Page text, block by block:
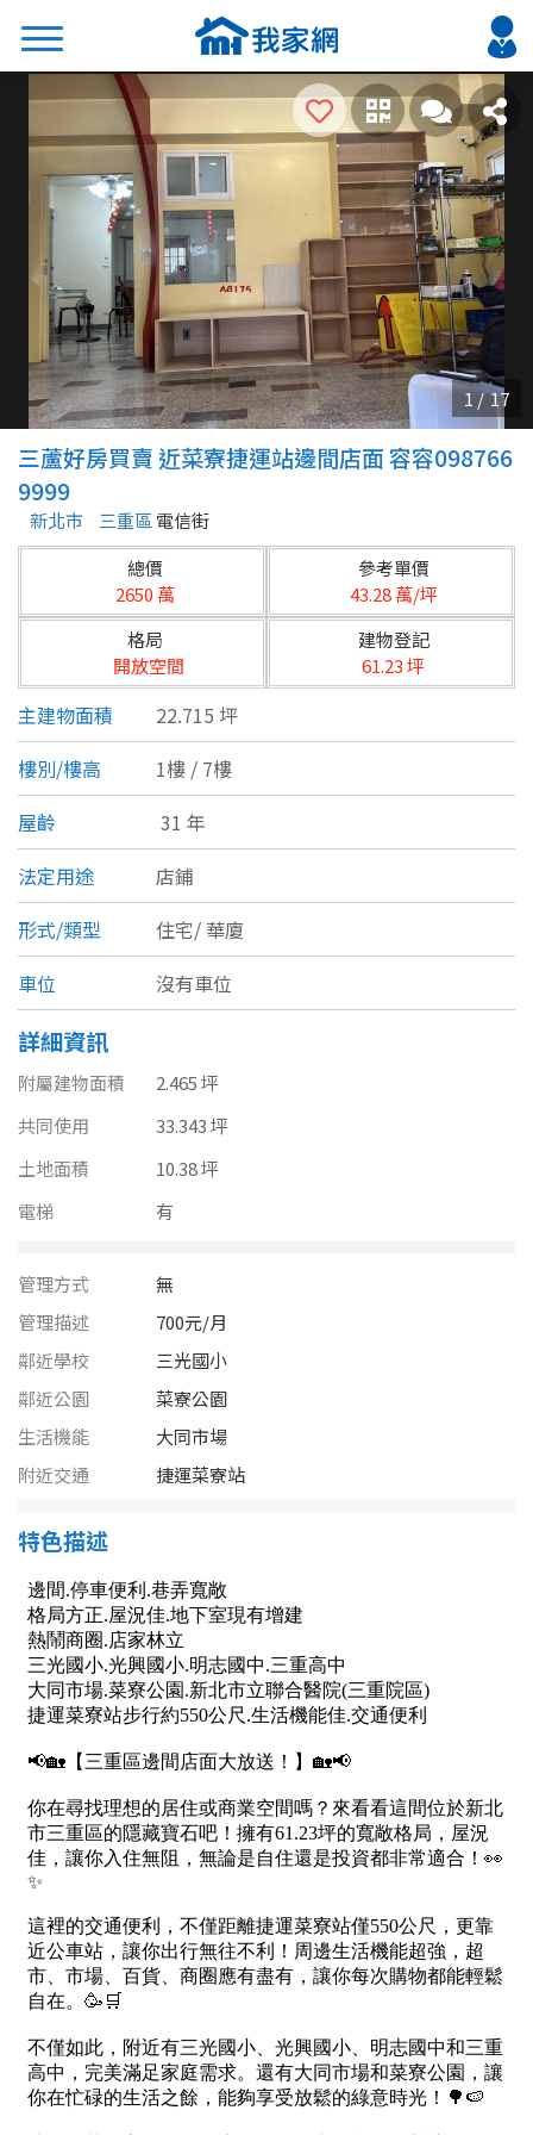
搜尋
熱門關鍵字
2026 台北降價好屋限量釋出
2026 新北降價好屋限量釋出
2026 台中降價好屋限量釋出
2026 台南降價好屋限量釋出
2026 高雄降價好屋限量釋出
縣市
台北市
基隆市
新北市
宜蘭縣
桃園市
新竹市
新竹縣
苗栗縣
台中市
彰化縣
南投縣
雲林縣
嘉義市
台南市
澎湖縣
屏東縣
金門連江
區域
類型(可複選)
不拘 公寓 電梯大樓 套房
別墅 透天厝 樓中樓 華廈
農舍 辦公 店面 工廠
坪數
20~30 坪
60~70 坪
~
不拘
1樓
3樓 4樓
5~10樓 11~20樓
~ 樓
格局
不拘
1房
2房 3房
4房 5房以上
三蘆好房買賣 近菜寮捷運站邊間店面 容容098766
9999
新北市 三重區 電信街
總價
2650 萬
參考單價
43.28 萬/坪
格局
開放空間
建物登記
61.23 坪
主建物面積
22.715 坪
樓別/樓高
1樓 / 7樓
屋齡
31 年
法定用途
店鋪
形式/類型
住宅/ 華廈
車位
沒有車位
詳細資訊
附屬建物面積
2.465 坪
共同使用
33.343 坪
土地面積
10.38 坪
電梯
有
管理方式
無
管理描述
700元/月
鄰近學校
三光國小
鄰近公園
菜寮公園
生活機能
大同市場
附近交通
捷運菜寮站
特色描述